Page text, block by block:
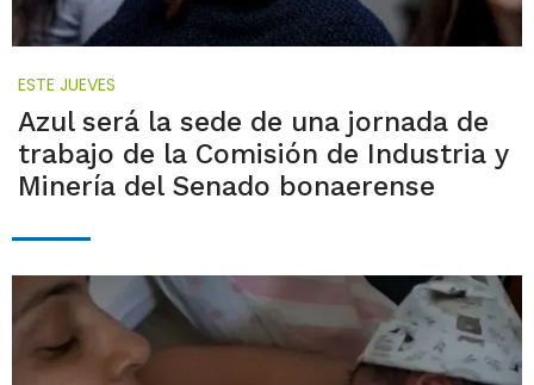
ESTE JUEVES
Azul será la sede de una jornada de
trabajo de la Comisión de Industria y
Minería del Senado bonaerense